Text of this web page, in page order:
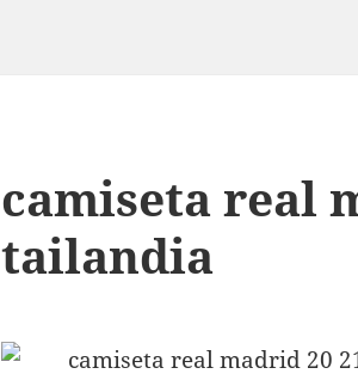
camiseta real
tailandia